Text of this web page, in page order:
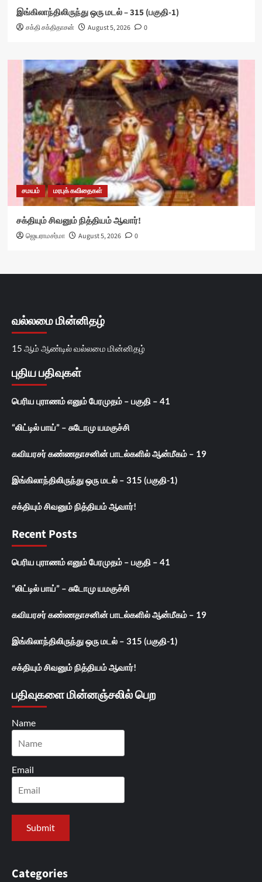
இங்கிலாந்திலிருந்து ஒரு மடல் – 315 (பகுதி-1)
சக்தி சக்திதாசன் August 5, 2026 0
சமயம் மரபுக் கவிதைகள்
சக்தியும் சிவனும் நித்தியம் ஆவார்!
ஜெயராமசர்மா August 5, 2026 0
வல்லமை மின்னிதழ்
15 ஆம் ஆண்டில் வல்லமை மின்னிதழ்
புதிய பதிவுகள்
பெரிய புராணம் எனும் பேரமுதம் – பகுதி – 41
“லிட்டில் பாய்” – சுடோமு யமகுச்சி
கவியரசர் கண்ணதாசனின் பாடல்களில் ஆன்மீகம் – 19
இங்கிலாந்திலிருந்து ஒரு மடல் – 315 (பகுதி-1)
சக்தியும் சிவனும் நித்தியம் ஆவார்!
Recent Posts
பெரிய புராணம் எனும் பேரமுதம் – பகுதி – 41
“லிட்டில் பாய்” – சுடோமு யமகுச்சி
கவியரசர் கண்ணதாசனின் பாடல்களில் ஆன்மீகம் – 19
இங்கிலாந்திலிருந்து ஒரு மடல் – 315 (பகுதி-1)
சக்தியும் சிவனும் நித்தியம் ஆவார்!
பதிவுகளை மின்னஞ்சலில் பெற
Name
Email
Categories